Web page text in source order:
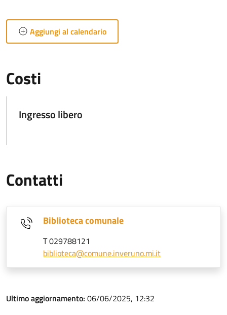
Aggiungi al calendario
Costi
Ingresso libero
Contatti
Biblioteca comunale
T 029788121
biblioteca@comune.inveruno.mi.it
Ultimo aggiornamento: 06/06/2025, 12:32